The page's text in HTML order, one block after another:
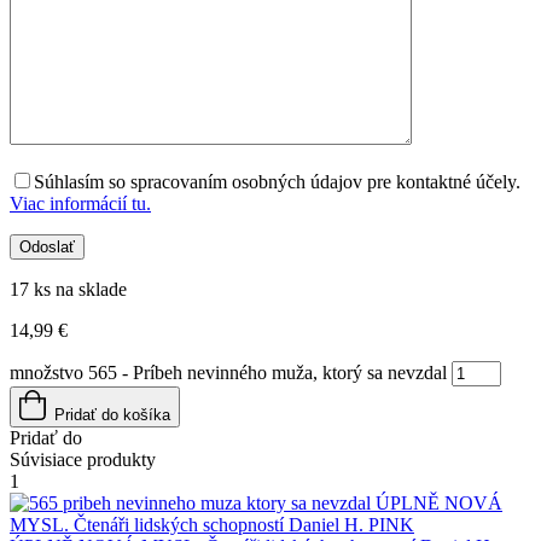
Súhlasím so spracovaním osobných údajov pre kontaktné účely.
Viac informácií tu.
17 ks na sklade
14,99 €
množstvo 565 - Príbeh nevinného muža, ktorý sa nevzdal
Pridať do košíka
Pridať do
Súvisiace produkty
1
ÚPLNĚ NOVÁ
MYSL. Čtenáři lidských schopností Daniel H. PINK